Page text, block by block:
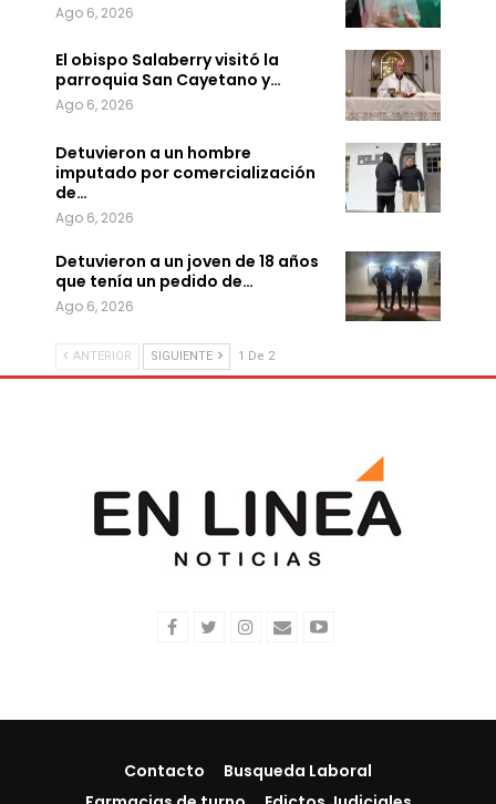
Ago 6, 2026
El obispo Salaberry visitó la
parroquia San Cayetano y…
Ago 6, 2026
Detuvieron a un hombre
imputado por comercialización
de…
Ago 6, 2026
Detuvieron a un joven de 18 años
que tenía un pedido de…
Ago 6, 2026
ANTERIOR SIGUIENTE 1 De 2
Contacto
Busqueda Laboral